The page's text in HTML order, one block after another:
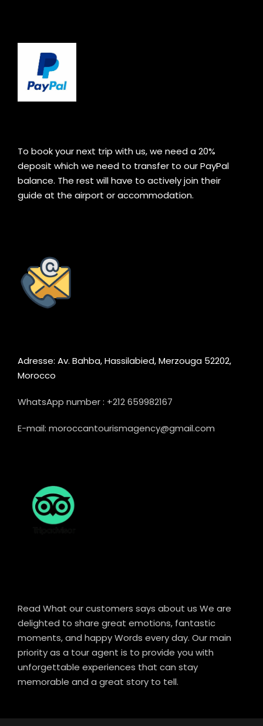
To book your next trip with us, we need a 20%
deposit which we need to transfer to our PayPal
balance. The rest will have to actively join their
guide at the airport or accommodation.
Adresse: Av. Bahba, Hassilabied, Merzouga 52202,
Morocco
WhatsApp number : +212 659982167
E-mail: moroccantourismagency@gmail.com
Read What our customers says about us We are
delighted to share great emotions, fantastic
moments, and happy Words every day. Our main
priority as a tour agent is to provide you with
unforgettable experiences that can stay
memorable and a great story to tell.